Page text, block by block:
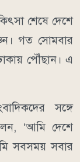
শেষে দেশে
গত সোমবার
পৌঁছান। এ
সঙ্গে
‘আমি দেশে
সবসময় সবার